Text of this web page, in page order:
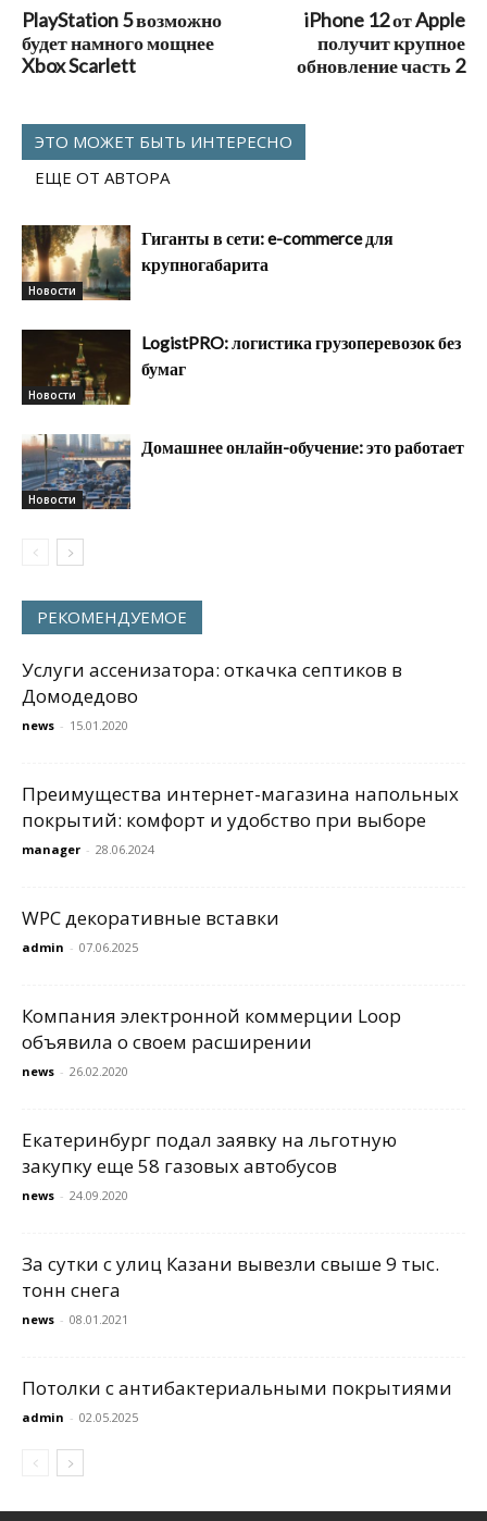
PlayStation 5 возможно
будет намного мощнее
Xbox Scarlett
iPhone 12 от Apple
получит крупное
обновление часть 2
ЭТО МОЖЕТ БЫТЬ ИНТЕРЕСНО
ЕЩЕ ОТ АВТОРА
Новости
Гиганты в сети: e-commerce для
крупногабарита
Новости
LogistPRO: логистика грузоперевозок без
бумаг
Новости
Домашнее онлайн-обучение: это работает
РЕКОМЕНДУЕМОЕ
Услуги ассенизатора: откачка септиков в
Домодедово
news - 15.01.2020
Преимущества интернет-магазина напольных
покрытий: комфорт и удобство при выборе
manager - 28.06.2024
WPC декоративные вставки
admin - 07.06.2025
Компания электронной коммерции Loop
объявила о своем расширении
news - 26.02.2020
Екатеринбург подал заявку на льготную
закупку еще 58 газовых автобусов
news - 24.09.2020
За сутки с улиц Казани вывезли свыше 9 тыс.
тонн снега
news - 08.01.2021
Потолки с антибактериальными покрытиями
admin - 02.05.2025